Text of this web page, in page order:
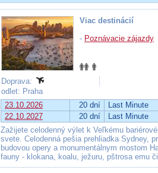
Viac destinácií
- Poznávacie zájazdy
Doprava:
odlet: Praha
23.10.2026
20 dní Last Minute
22.10.2027
20 dní Last Minute
Zažijete celodenný výlet k Veľkému
svete. Celodenná pešia prehliadka Sydney,
budovou opery a monumentálnym mostom
fauny - klokana, koalu, ježuru, pštrosa emu